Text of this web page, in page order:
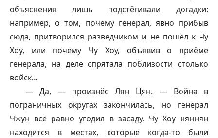
объяснения лишь подстёгивали догадки:
например, о том, почему генерал, явно прибыв
сюда, притворился разведчиком и не пошёл к Чу
Хоу, или почему Чу Хоу, объявив о приёме
генерала, на деле спрятала поблизости столько
войск…
— Да, — произнёс Лян Цян. — Война в
пограничных округах закончилась, но генерал
Чжун всё равно угодил в засаду. Чу Хоу няннян
находится в местах, которые когда-то были